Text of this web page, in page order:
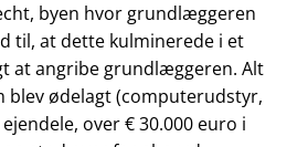
byen hvor grundlæggeren
til, at dette kulminerede i et
at angribe grundlæggeren. Alt
blev ødelagt (computerudstyr,
over € 30.000 euro i